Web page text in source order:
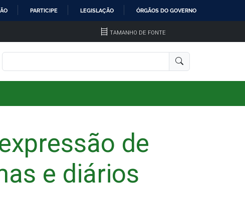
PARTICIPE LEGISLAÇÃO ÓRGÃOS DO GOVERNO
TAMANHO DE FONTE
de
e diários